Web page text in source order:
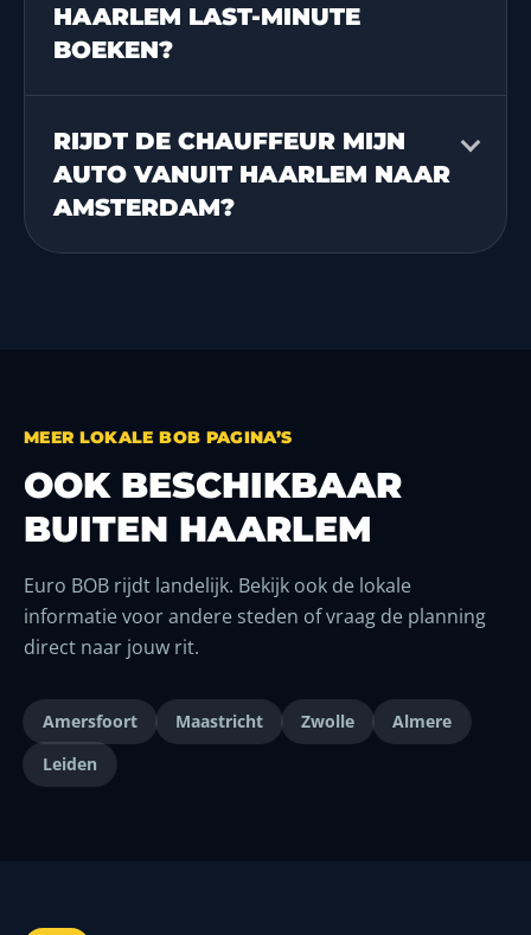
HAARLEM LAST-MINUTE
BOEKEN?
RIJDT DE CHAUFFEUR MIJN
AUTO VANUIT HAARLEM NAAR
AMSTERDAM?
MEER LOKALE BOB PAGINA’S
OOK BESCHIKBAAR
BUITEN HAARLEM
Euro BOB rijdt landelijk. Bekijk ook de lokale
informatie voor andere steden of vraag de planning
direct naar jouw rit.
Amersfoort Maastricht Zwolle
Almere
Leiden